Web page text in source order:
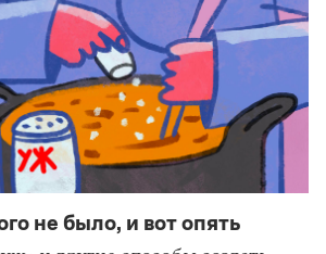
не было, и вот опять